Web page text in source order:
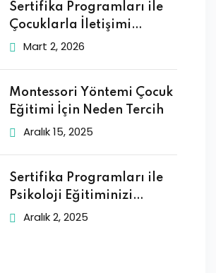
Sertifika Programları ile
Çocuklarla İletişimi
Geliştirmek
Mart 2, 2026
Montessori Yöntemi Çocuk
Eğitimi İçin Neden Tercih
Aralık 15, 2025
Sertifika Programları ile
Psikoloji Eğitiminizi
Zenginleştirin
Aralık 2, 2025